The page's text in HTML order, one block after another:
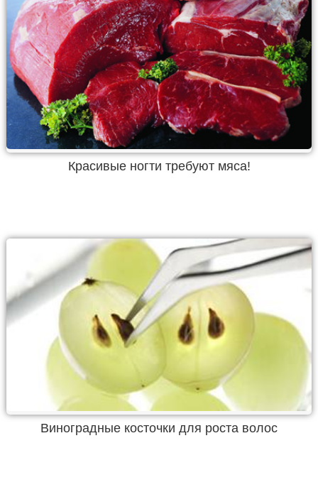
Красивые ногти требуют мяса!
Виноградные косточки для роста волос